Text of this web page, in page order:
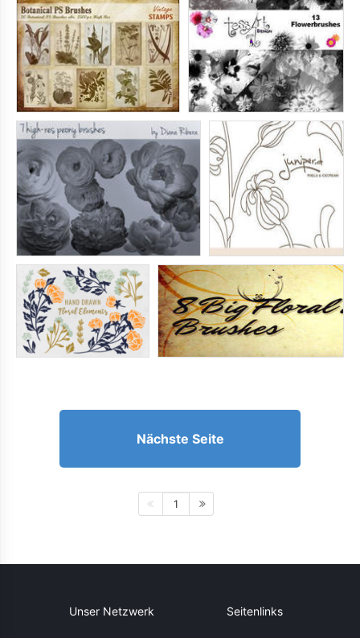
Nächste Seite
1
Unser Netzwerk Seitenlinks